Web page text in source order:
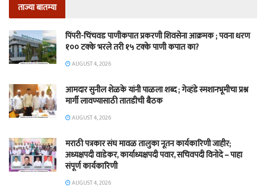
ताज्या बातम्या
पिंपरी-चिंचवड पाणीकपात प्रकरणी शिवसेना आक्रमक ; पवना धरण
१०० टक्के भरले तरी १५ टक्के पाणी कपात का?
AUGUST 4, 2026
आमदार सुनील शेळके यांनी पाळला शब्द ; गेव्हंडे स्मशानभूमीचा प्रश्न
मार्गी लावण्यासाठी तातडीची बैठक
AUGUST 4, 2026
मराठी पत्रकार संघ मावळ तालुका नूतन कार्यकारिणी जाहीर;
अध्यक्षपदी वाडेकर, कार्याध्यक्षपदी पवार, सचिवपदी विनोदे – पाहा
संपूर्ण कार्यकारिणी
AUGUST 4, 2026